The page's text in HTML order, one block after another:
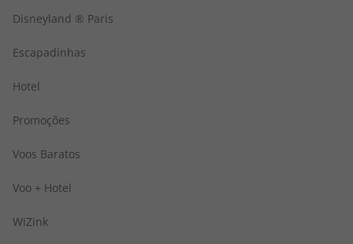
Disneyland ® Paris
Escapadinhas
Hotel
Promoções
Voos Baratos
Voo + Hotel
WiZink